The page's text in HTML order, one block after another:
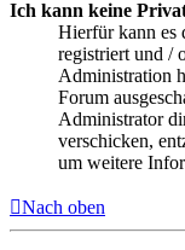
Ich kann keine
Hierfür kann es
registriert und /
Administration
Forum
Administrator
verschicken,
um weitere
Nach oben